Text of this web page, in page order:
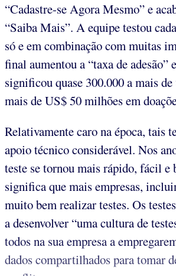
“Cadastre-se Agora Mesmo” e
“Saiba Mais”. A equipe testou
só e em combinação com muitas
final aumentou a “taxa de adesão”
significou quase 300.000 a mais
mais de US$ 50 milhões em
Relativamente caro na época, tais
apoio técnico considerável. Nos
teste se tornou mais rápido, fácil e
significa que mais empresas,
muito bem realizar testes. Os
a desenvolver “uma cultura de
todos na sua empresa a
dados compartilhados para tomar